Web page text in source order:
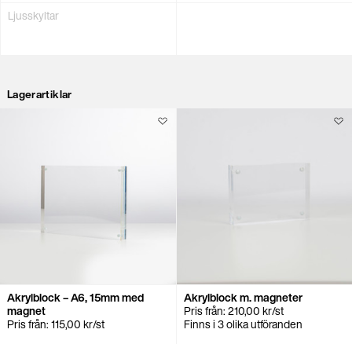
Ljusskyltar
Lagerartiklar
Akrylblock – A6, 15mm med
magnet
Pris från:115,00kr/st
Akrylblock m. magneter
Pris från:210,00kr/st
Finns i 3 olika utföranden